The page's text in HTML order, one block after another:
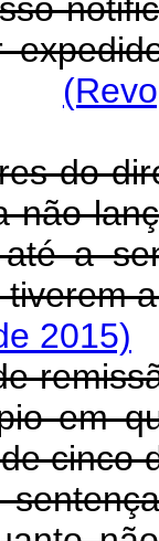
do
não
a
2015)
em
cinco